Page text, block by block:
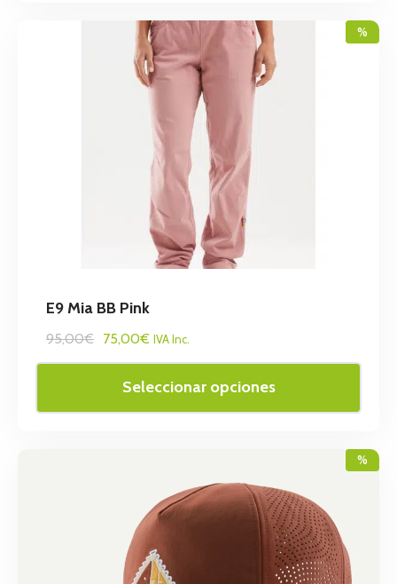
%
E9 Mia BB Pink
95,00€ 75,00€ IVA Inc.
Seleccionar opciones
%